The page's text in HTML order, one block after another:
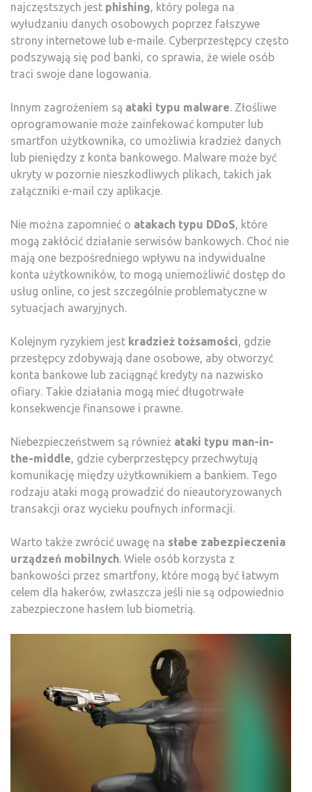
najczęstszych jest phishing, który polega na
wyłudzaniu danych osobowych poprzez fałszywe
strony internetowe lub e-maile. Cyberprzestępcy często
podszywają się pod banki, co sprawia, że wiele osób
traci swoje dane logowania.
Innym zagrożeniem są ataki typu malware. Złośliwe
oprogramowanie może zainfekować komputer lub
smartfon użytkownika, co umożliwia kradzież danych
lub pieniędzy z konta bankowego. Malware może być
ukryty w pozornie nieszkodliwych plikach, takich jak
załączniki e-mail czy aplikacje.
Nie można zapomnieć o atakach typu DDoS, które
mogą zakłócić działanie serwisów bankowych. Choć nie
mają one bezpośredniego wpływu na indywidualne
konta użytkowników, to mogą uniemożliwić dostęp do
usług online, co jest szczególnie problematyczne w
sytuacjach awaryjnych.
Kolejnym ryzykiem jest kradzież tożsamości, gdzie
przestępcy zdobywają dane osobowe, aby otworzyć
konta bankowe lub zaciągnąć kredyty na nazwisko
ofiary. Takie działania mogą mieć długotrwałe
konsekwencje finansowe i prawne.
Niebezpieczeństwem są również ataki typu man-in-
the-middle, gdzie cyberprzestępcy przechwytują
komunikację między użytkownikiem a bankiem. Tego
rodzaju ataki mogą prowadzić do nieautoryzowanych
transakcji oraz wycieku poufnych informacji.
Warto także zwrócić uwagę na słabe zabezpieczenia
urządzeń mobilnych. Wiele osób korzysta z
bankowości przez smartfony, które mogą być łatwym
celem dla hakerów, zwłaszcza jeśli nie są odpowiednio
zabezpieczone hasłem lub biometrią.